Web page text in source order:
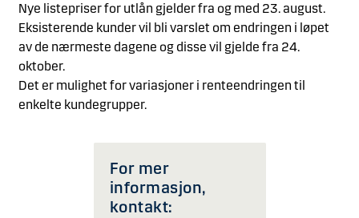
Nye listepriser for utlån gjelder fra og med 23. august.
Eksisterende kunder vil bli varslet om endringen i løpet
av de nærmeste dagene og disse vil gjelde fra 24.
oktober.
Det er mulighet for variasjoner i renteendringen til
enkelte kundegrupper.
For mer
informasjon,
kontakt: